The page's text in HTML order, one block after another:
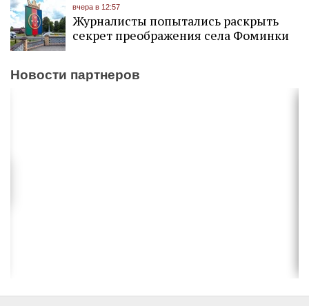
вчера в 12:57
Журналисты попытались раскрыть
секрет преображения села Фоминки
Новости партнеров